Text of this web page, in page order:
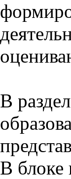
В
В блоке